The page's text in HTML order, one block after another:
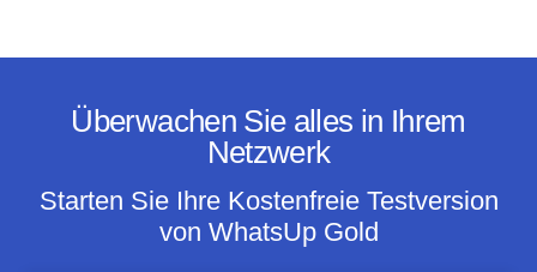
Überwachen Sie alles in Ihrem
Netzwerk
Starten Sie Ihre Kostenfreie Testversion
von WhatsUp Gold